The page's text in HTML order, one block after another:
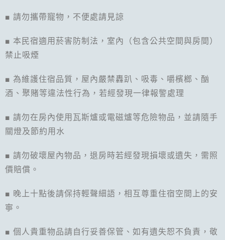
■ 請勿攜帶寵物，不便處請見諒
■ 本民宿適用菸害防制法，室內（包含公共空間與房間）
禁止吸煙
■ 為維護住宿品質，屋內嚴禁轟趴、吸毒、嚼檳榔、酗
酒、聚賭等違法性行為，若經發現一律報警處理
■ 請勿在房內使用瓦斯爐或電磁爐等危險物品，並請隨手
關燈及節約用水
■ 請勿破壞屋內物品，退房時若經發現損壞或遺失，需照
價賠償。
■ 晚上十點後請保持輕聲細語，相互尊重住宿空間上的安
寧。
■ 個人貴重物品請自行妥善保管、如有遺失恕不負責，敬